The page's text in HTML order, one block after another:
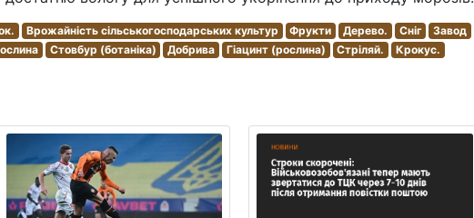
Врожайність сільськогосподарських культур Фрукти Дерево. Сніг
Завод
Стовбур (ботаніка) Добрива Гіацинт (рослина) Стріляй.
Крокус.